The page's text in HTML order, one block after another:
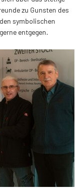
zu Gunsten des
symbolischen
entgegen.